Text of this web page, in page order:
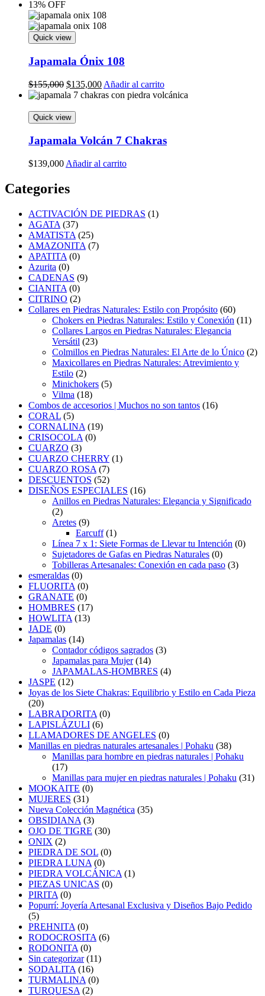
was:
$179,000.
is:
$143,000.
13% OFF
Quick view
Japamala Ónix 108
$155,000 Original
price
$155,000.
$135,000Current
price
Añadir al carrito
Quick view
Japamala Volcán 7 Chakras
$139,000 Añadir al carrito
Categories
ACTIVACIÓN DE PIEDRAS (1)
AGATA (37)
AMATISTA (25)
AMAZONITA (7)
APATITA (0)
Azurita (0)
CADENAS (9)
CIANITA (0)
CITRINO (2)
Collares en Piedras Naturales: Estilo con Propósito (60)
Chokers en Piedras Naturales: Estilo y Conexión (11)
Collares Largos en Piedras Naturales: Elegancia
Versátil (23)
Colmillos en Piedras Naturales: El Arte de lo Único (2)
Maxicollares en Piedras Naturales: Atrevimiento y
Estilo (2)
Minichokers (5)
Vilma (18)
Combos de accesorios | Muchos no son tantos (16)
CORAL (5)
CORNALINA (19)
CRISOCOLA (0)
CUARZO (3)
CUARZO CHERRY (1)
CUARZO ROSA (7)
DESCUENTOS (52)
DISEÑOS ESPECIALES (16)
Anillos en Piedras Naturales: Elegancia y Significado
(2)
Aretes (9)
Earcuff (1)
Línea 7 x 1: Siete Formas de Llevar tu Intención (0)
Sujetadores de Gafas en Piedras Naturales (0)
Tobilleras Artesanales: Conexión en cada paso (3)
esmeraldas (0)
FLUORITA (0)
GRANATE (0)
HOMBRES (17)
HOWLITA (13)
JADE (0)
Japamalas (14)
Contador códigos sagrados (3)
Japamalas para Mujer (14)
JAPAMALAS-HOMBRES (4)
JASPE (12)
Joyas de los Siete Chakras: Equilibrio y Estilo en Cada Pieza
(20)
LABRADORITA (0)
LAPISLÁZULI (6)
LLAMADORES DE ANGELES (0)
Manillas en piedras naturales artesanales | Pohaku (38)
Manillas para hombre en piedras naturales | Pohaku
(17)
Manillas para mujer en piedras naturales | Pohaku (31)
MOOKAITE (0)
MUJERES (31)
Nueva Colección Magnética (35)
OBSIDIANA (3)
OJO DE TIGRE (30)
ONIX (2)
PIEDRA DE SOL (0)
PIEDRA LUNA (0)
PIEDRA VOLCÁNICA (1)
PIEZAS UNICAS (0)
PIRITA (0)
Popurrí: Joyería Artesanal Exclusiva y Diseños Bajo Pedido
(5)
PREHNITA (0)
RODOCROSITA (6)
RODONITA (0)
Sin categorizar (11)
SODALITA (16)
TURMALINA (0)
TURQUESA (2)